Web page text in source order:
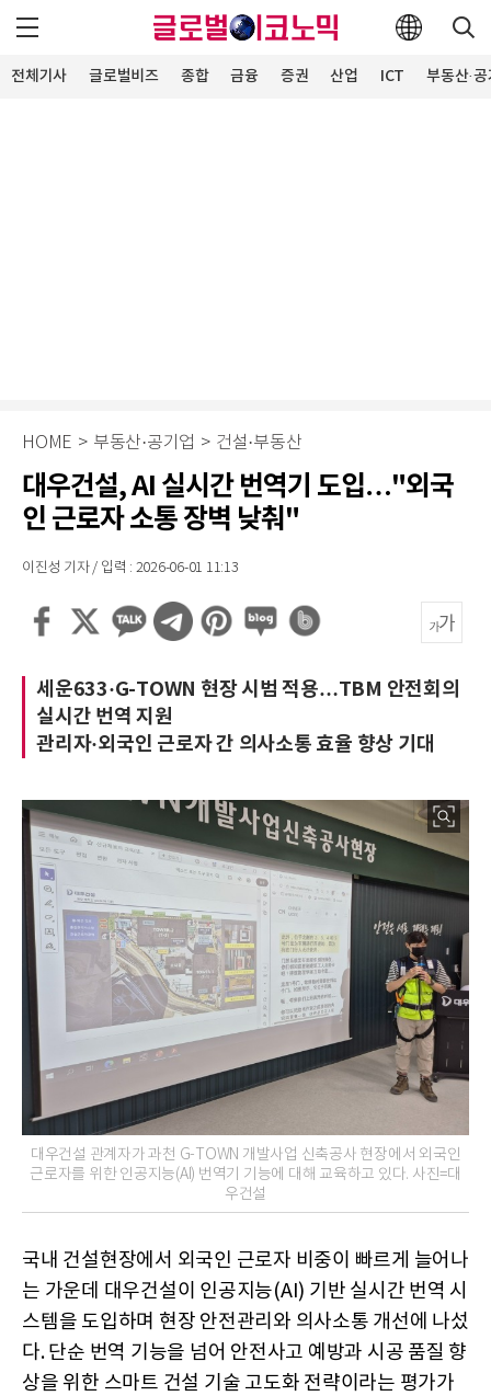
전체기사 글로벌비즈 종합 금융 증권 산업 ICT 부동산·
HOME > 부동산·공기업 > 건설·부동산
대우건설, AI 실시간 번역기 도입…"외국
인 근로자 소통 장벽 낮춰"
이진성 기자 / 입력 : 2026-06-01 11:13
세운633·G-TOWN 현장 시범 적용…TBM 안전회의
실시간 번역 지원
관리자·외국인 근로자 간 의사소통 효율 향상 기대
대우건설 관계자가 과천 G-TOWN 개발사업 신축공사 현장에서 외국인
근로자를 위한 인공지능(AI) 번역기 기능에 대해 교육하고 있다. 사진=대
우건설
국내 건설현장에서 외국인 근로자 비중이 빠르게 늘어나
는 가운데 대우건설이 인공지능(AI) 기반 실시간 번역 시
스템을 도입하며 현장 안전관리와 의사소통 개선에 나섰
다. 단순 번역 기능을 넘어 안전사고 예방과 시공 품질 향
상을 위한 스마트 건설 기술 고도화 전략이라는 평가가